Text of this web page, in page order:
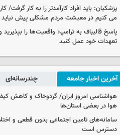
پزشکیان: باید افراد کارآمدتر را به کار گرفت/
می کنیم در معیشت مردم مشکلی پیش نیاید
پاسخ قالیباف به ترامپ: واقعیت‌ها را بپذیرید
تعهدات خود عمل کنید
آخرین اخبار جامعه چندرسانه‌ای
هواشناسی امروز ایران/ گردوخاک و کاهش
هوا در بعضی استان‌ها
سامانه‌های تامین اجتماعی بدون قطعی و
دسترس است